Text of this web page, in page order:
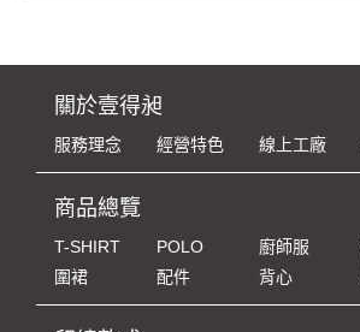
關於壹得昶
服務理念 經營特色 線上工廠
商品總覽
T-SHIRT POLO 廚師服
圍裙
配件 背心